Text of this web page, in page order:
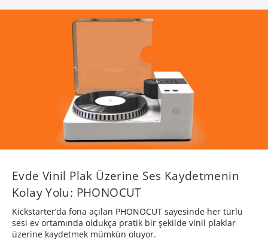
Evde Vinil Plak Üzerine Ses Kaydetmenin
Kolay Yolu: PHONOCUT
Kickstarter’da fona açılan PHONOCUT sayesinde her türlü
sesi ev ortamında oldukça pratik bir şekilde vinil plaklar
üzerine kaydetmek mümkün oluyor.